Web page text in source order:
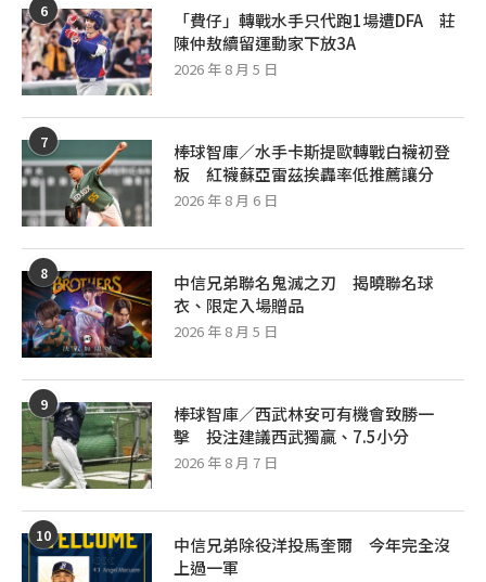
6
「費仔」轉戰水手只代跑1場遭DFA 莊
陳仲敖續留運動家下放3A
2026 年 8 月 5 日
7
棒球智庫／水手卡斯提歐轉戰白襪初登
板 紅襪蘇亞雷茲挨轟率低推薦讓分
2026 年 8 月 6 日
8
中信兄弟聯名鬼滅之刃 揭曉聯名球
衣、限定入場贈品
2026 年 8 月 5 日
9
棒球智庫／西武林安可有機會致勝一
擊 投注建議西武獨贏、7.5小分
2026 年 8 月 7 日
10
中信兄弟除役洋投馬奎爾 今年完全沒
上過一軍